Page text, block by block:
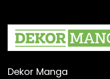
Dekor Manga